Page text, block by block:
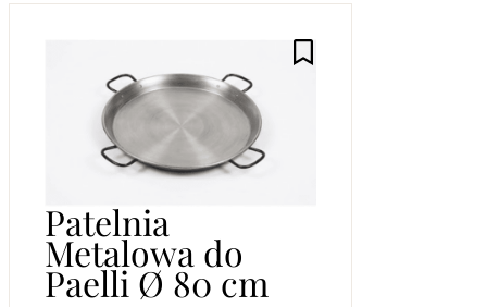
Patelnia
Metalowa do
Paelli Ø 80 cm